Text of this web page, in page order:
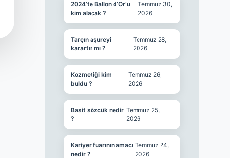
2024’te Ballon d’Or’u
kim alacak ?
Temmuz 30,
2026
Tarçın aşureyi
karartır mı ?
Temmuz 28,
2026
Kozmetiği kim
buldu ?
Temmuz 26,
2026
Basit sözcük nedir
?
Temmuz 25,
2026
Kariyer fuarının amacı
nedir ?
Temmuz 24,
2026